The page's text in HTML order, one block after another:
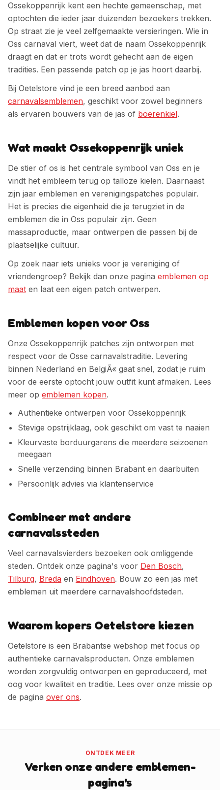
Ossekoppenrijk kent een hechte gemeenschap, met
optochten die ieder jaar duizenden bezoekers trekken.
Op straat zie je veel zelfgemaakte versieringen. Wie in
Oss carnaval viert, weet dat de naam Ossekoppenrijk
draagt en dat er trots wordt gehecht aan de eigen
tradities. Een passende patch op je jas hoort daarbij.
Bij Oetelstore vind je een breed aanbod aan
carnavalsemblemen, geschikt voor zowel beginners
als ervaren bouwers van de jas of boerenkiel.
Wat maakt Ossekoppenrijk uniek
De stier of os is het centrale symbool van Oss en je
vindt het embleem terug op talloze kielen. Daarnaast
zijn jaar emblemen en verenigingspatches populair.
Het is precies die eigenheid die je terugziet in de
emblemen die in Oss populair zijn. Geen
massaproductie, maar ontwerpen die passen bij de
plaatselijke cultuur.
Op zoek naar iets unieks voor je vereniging of
vriendengroep? Bekijk dan onze pagina emblemen op
maat en laat een eigen patch ontwerpen.
Emblemen kopen voor Oss
Onze Ossekoppenrijk patches zijn ontworpen met
respect voor de Osse carnavalstraditie. Levering
binnen Nederland en BelgiÃ« gaat snel, zodat je ruim
voor de eerste optocht jouw outfit kunt afmaken. Lees
meer op emblemen kopen.
Authentieke ontwerpen voor Ossekoppenrijk
Stevige opstrijklaag, ook geschikt om vast te naaien
Kleurvaste borduurgarens die meerdere seizoenen
meegaan
Snelle verzending binnen Brabant en daarbuiten
Persoonlijk advies via klantenservice
Combineer met andere
carnavalssteden
Veel carnavalsvierders bezoeken ook omliggende
steden. Ontdek onze pagina's voor Den Bosch,
Tilburg, Breda en Eindhoven. Bouw zo een jas met
emblemen uit meerdere carnavalshoofdsteden.
Waarom kopers Oetelstore kiezen
Oetelstore is een Brabantse webshop met focus op
authentieke carnavalsproducten. Onze emblemen
worden zorgvuldig ontworpen en geproduceerd, met
oog voor kwaliteit en traditie. Lees over onze missie op
de pagina over ons.
ONTDEK MEER
Verken onze andere emblemen-
pagina's